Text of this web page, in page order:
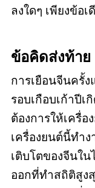
ลงใดๆ เพียงข้อเ
ข้อคิดส่งท้าย
การเยือนจีนครั้
รอบเกือบเก้าปีเ
ต้องการให้เครื่
เครื่องยนต์นี้ท
เติบโตของจีน
ออกที่ทำสถิติสูง